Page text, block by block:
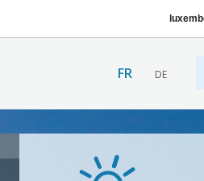
FR DE